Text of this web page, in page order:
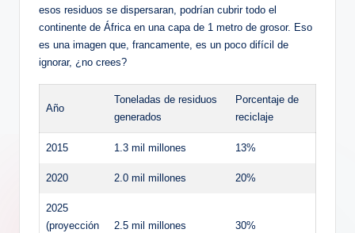
esos residuos se dispersaran, podrían cubrir todo el
continente de África en una capa de 1 metro de grosor. Eso
es una imagen que, francamente, es un poco difícil de
ignorar, ¿no crees?
Año
Toneladas de residuos
generados
Porcentaje de
reciclaje
2015 1.3 mil millones 13%
2020 2.0 mil millones 20%
2025
(proyección
2.5 mil millones 30%